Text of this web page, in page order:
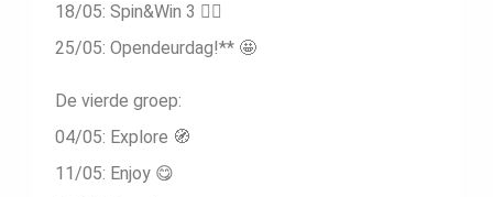
18/05: Spin&Win 3 😵‍💫
25/05: Opendeurdag!** 🤩
De vierde groep:
04/05: Explore 🧭
11/05: Enjoy 😋